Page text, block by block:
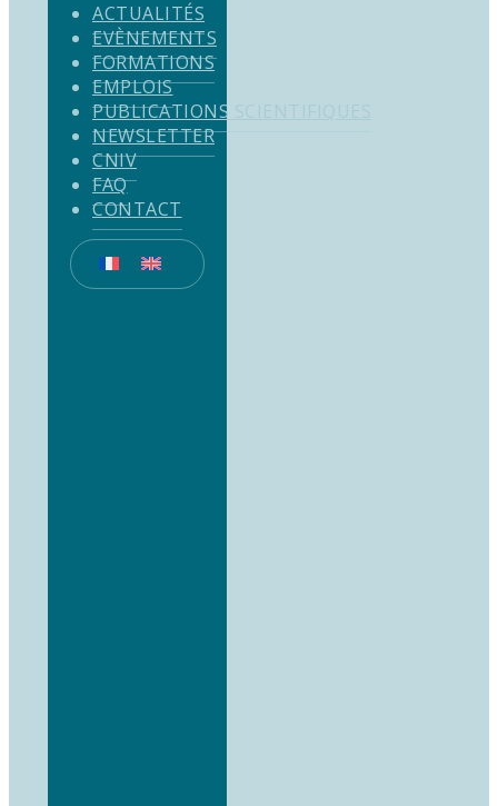
ACTUALITÉS
EVÈNEMENTS
FORMATIONS
EMPLOIS
PUBLICATIONS SCIENTIFIQUES
NEWSLETTER
CNIV
FAQ
CONTACT